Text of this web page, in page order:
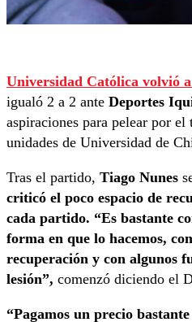
Universidad Católica volvió
igualó 2 a 2 ante Deportes
aspiraciones para pelear por
unidades de Universidad de
Tras el partido, Tiago Nunes
criticó el poco espacio de
cada partido. “Es bastante
forma en que lo hacemos,
recuperación y con algunos
lesión”, comenzó diciendo el
“Pagamos un precio